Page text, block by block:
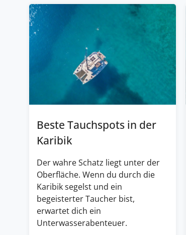
Beste Tauchspots in der
Karibik
Der wahre Schatz liegt unter der
Oberfläche. Wenn du durch die
Karibik segelst und ein
begeisterter Taucher bist,
erwartet dich ein
Unterwasserabenteuer.